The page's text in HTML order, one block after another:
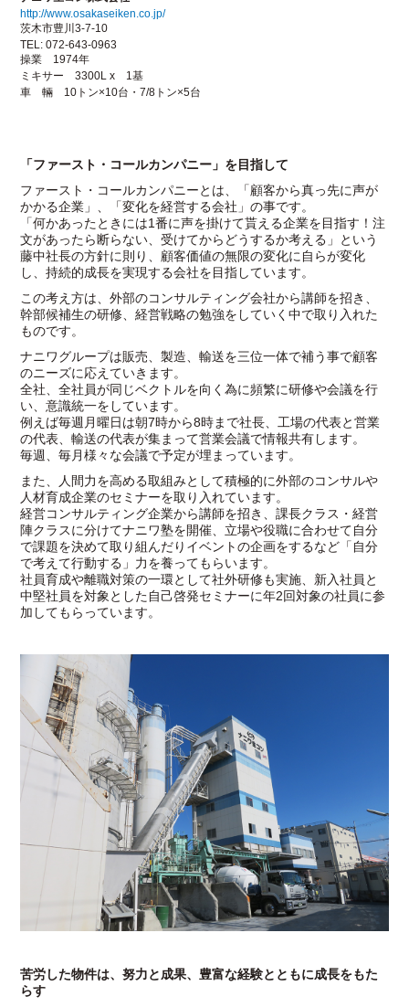
http://www.osakaseiken.co.jp/
茨木市豊川3-7-10
TEL: 072-643-0963
操業 1974年
ミキサー 3300L x 1基
車 輛 10トン×10台・7/8トン×5台
「ファースト・コールカンパニー」を目指して
ファースト・コールカンパニーとは、「顧客から真っ先に声が
かかる企業」、「変化を経営する会社」の事です。
「何かあったときには1番に声を掛けて貰える企業を目指す！注
文があったら断らない、受けてからどうするか考える」という
藤中社長の方針に則り、顧客価値の無限の変化に自らが変化
し、持続的成長を実現する会社を目指しています。
この考え方は、外部のコンサルティング会社から講師を招き、
幹部候補生の研修、経営戦略の勉強をしていく中で取り入れた
ものです。
ナニワグループは販売、製造、輸送を三位一体で補う事で顧客
のニーズに応えていきます。
全社、全社員が同じベクトルを向く為に頻繁に研修や会議を行
い、意識統一をしています。
例えば毎週月曜日は朝7時から8時まで社長、工場の代表と営業
の代表、輸送の代表が集まって営業会議で情報共有します。
毎週、毎月様々な会議で予定が埋まっています。
また、人間力を高める取組みとして積極的に外部のコンサルや
人材育成企業のセミナーを取り入れています。
経営コンサルティング企業から講師を招き、課長クラス・経営
陣クラスに分けてナニワ塾を開催、立場や役職に合わせて自分
で課題を決めて取り組んだりイベントの企画をするなど「自分
で考えて行動する」力を養ってもらいます。
社員育成や離職対策の一環として社外研修も実施、新入社員と
中堅社員を対象とした自己啓発セミナーに年2回対象の社員に参
加してもらっています。
苦労した物件は、努力と成果、豊富な経験とともに成長をもた
らす